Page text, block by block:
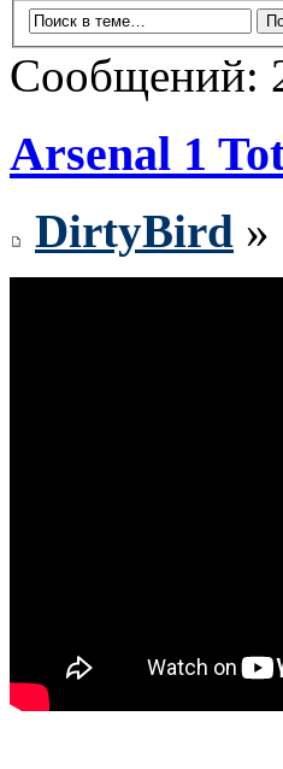
Сообщений:
Arsenal 1
DirtyBird »